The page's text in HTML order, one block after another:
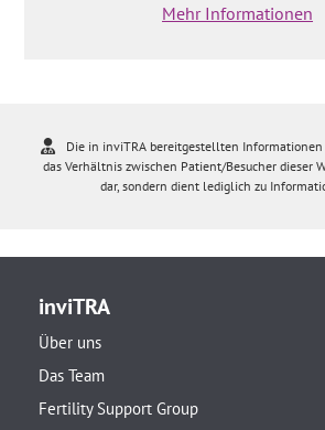
Mehr Informationen
Die in inviTRA bereitgestellten
das Verhältnis zwischen Patient/Besucher dieser
dar, sondern dient lediglich zu
inviTRA
Über uns
Das Team
Fertility Support Group